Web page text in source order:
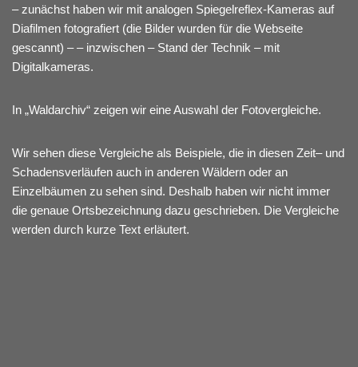
– zunächst haben wir mit analogen Spiegelreflex-Kameras auf
Diafilmen fotografiert (die Bilder wurden für die Webseite
gescannt) – – inzwischen – Stand der Technik – mit
Digitalkameras.
In „Waldarchiv“ zeigen wir eine Auswahl der Fotovergleiche.
Wir sehen diese Vergleiche als Beispiele, die in diesen Zeit– und
Schadensverläufen auch in anderen Wäldern oder an
Einzelbäumen zu sehen sind. Deshalb haben wir nicht immer
die genaue Ortsbezeichnung dazu geschrieben. Die Vergleiche
werden durch kurze Text erläutert.